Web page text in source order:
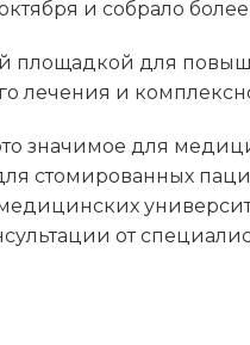
и собрало
площадкой для
лечения и
значимое для
стомированных
от